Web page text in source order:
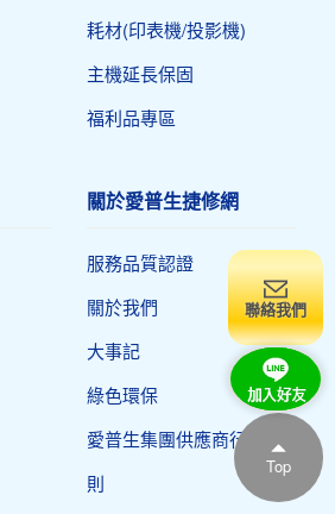
聯絡我們
Top
耗材(印表機/投影機)
主機延長保固
福利品專區
關於愛普生捷修網
服務品質認證
關於我們
大事記
綠色環保
愛普生集團供應商行為準
則